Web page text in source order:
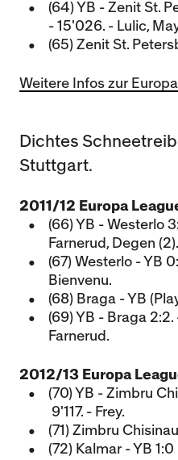
(64) YB - Zenit St.
- 15'026. - Lulic,
(65) Zenit St.
Weitere Infos zur
Dichtes
Stuttgart.
2011/12 Europa
(66) YB - Westerlo
Farnerud, Degen (2).
(67) Westerlo - YB
Bienvenu.
(68) Braga - YB
(69) YB - Braga 2:2.
Farnerud.
2012/13 Europa
(70) YB - Zimbru
9'117. - Frey.
(71) Zimbru
(72) Kalmar - YB 1:0